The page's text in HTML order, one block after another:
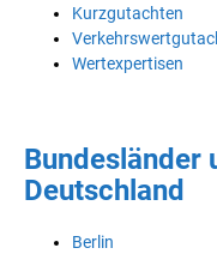
Kurzgutachten
Wertexpertisen
Bundesländer
Deutschland
Berlin